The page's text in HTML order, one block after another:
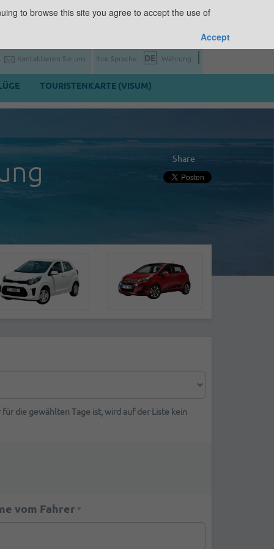
Kontaktieren Sie uns Ihre Sprache: Währung:
TOURISTENKARTE (VISUM)
Share
die gewählten Tage ist, wird auf der Liste kein
vom Fahrer *
to browse this site you agree to accept the use of
Accept